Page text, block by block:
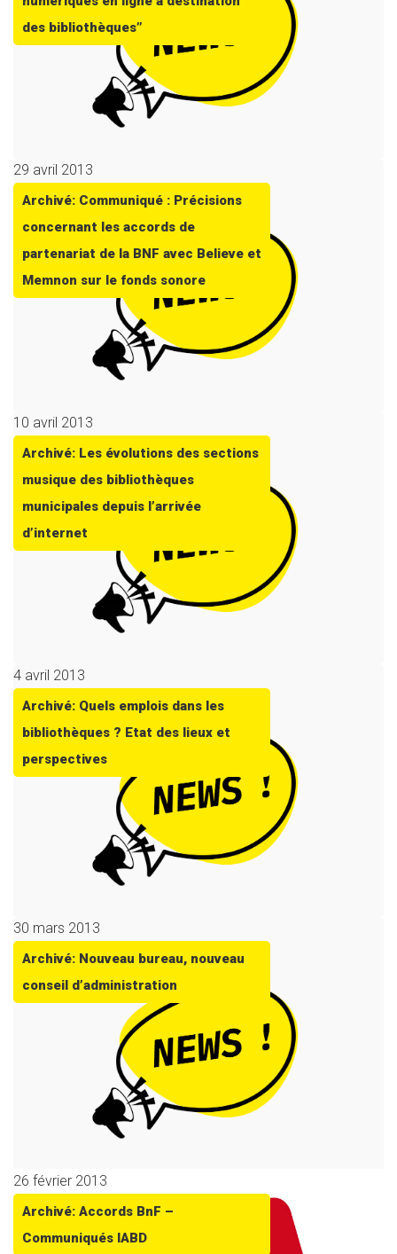
des bibliothèques”
29 avril 2013
Archivé: Communiqué : Précisions
concernant les accords de
partenariat de la BNF avec Believe et
Memnon sur le fonds sonore
10 avril 2013
Archivé: Les évolutions des sections
musique des bibliothèques
municipales depuis l’arrivée
d’internet
4 avril 2013
Archivé: Quels emplois dans les
bibliothèques ? Etat des lieux et
perspectives
30 mars 2013
Archivé: Nouveau bureau, nouveau
conseil d’administration
26 février 2013
Archivé: Accords BnF –
Communiqués IABD